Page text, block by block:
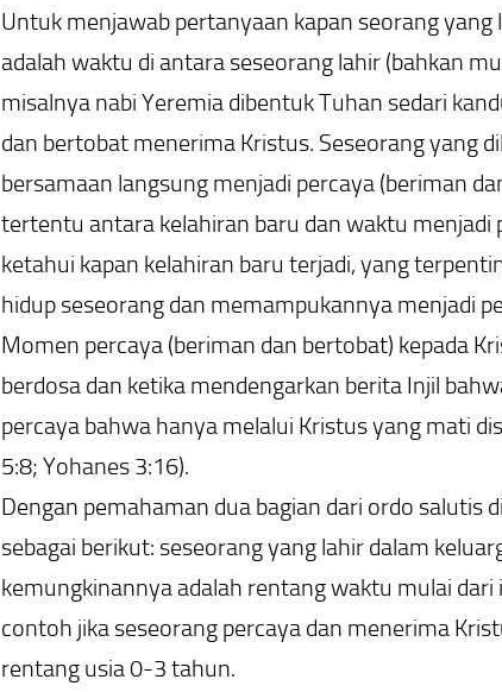
Untuk menjawab pertanyaan kapan seorang
adalah waktu di antara seseorang lahir (bahkan
misalnya nabi Yeremia dibentuk Tuhan sedari
dan bertobat menerima Kristus. Seseorang yang
bersamaan langsung menjadi percaya (beriman
tertentu antara kelahiran baru dan waktu menjadi
ketahui kapan kelahiran baru terjadi, yang
hidup seseorang dan memampukannya menjadi
Momen percaya (beriman dan bertobat) kepada
berdosa dan ketika mendengarkan berita Injil
percaya bahwa hanya melalui Kristus yang mati
5:8; Yohanes 3:16).
Dengan pemahaman dua bagian dari ordo salutis
sebagai berikut: seseorang yang lahir dalam
kemungkinannya adalah rentang waktu mulai dari
contoh jika seseorang percaya dan menerima
rentang usia 0-3 tahun.